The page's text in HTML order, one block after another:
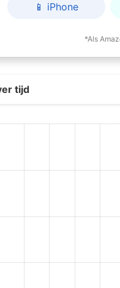
📱 iPhone
*Als
tijd